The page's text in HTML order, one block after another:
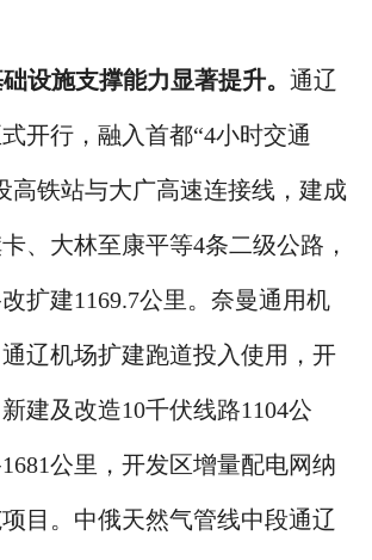
础设施支撑能力显著提升。 通辽
开行，融入首都“4小时交通
高铁站与大广高速连接线，建成
、大林至康平等4条二级公路，
扩建1169.7公里。奈曼通用机
辽机场扩建跑道投入使用，开
建及改造10千伏线路1104公
公里，开发区增量配电网纳
目。中俄天然气管线中段通辽